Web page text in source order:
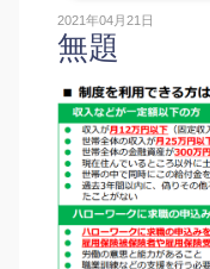
2021年04月21日
無題